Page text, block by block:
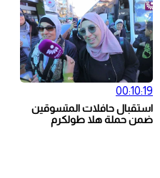
00:10:19
استقبال حافلات المتسوقين
ضمن حملة هلا طولكرم